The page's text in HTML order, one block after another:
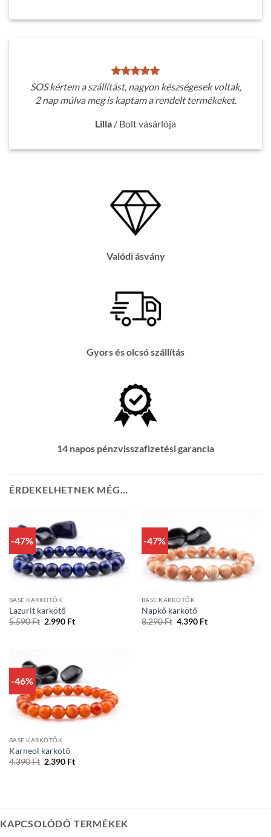
SOS kértem a szállítást, nagyon készségesek voltak,
2 nap múlva meg is kaptam a rendelt termékeket.
Lilla / Bolt vásárlója
Valódi ásvány
Gyors és olcsó szállítás
14 napos pénzvisszafizetési garancia
ÉRDEKELHETNEK MÉG…
-47%
BASE KARKÖTŐK
Lazurit karkötő
5.590Ft Original
2.990 FtCurrent
-47%
BASE KARKÖTŐK
Napkő karkötő
8.290Ft Original
4.390 FtCurrent
-46%
BASE KARKÖTŐK
Karneol karkötő
4.390Ft Original
2.390 FtCurrent
KAPCSOLÓDÓ TERMÉKEK